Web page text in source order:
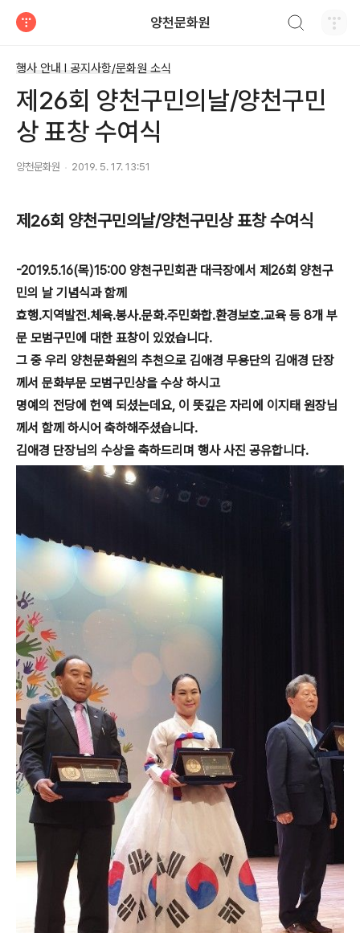
양천문화원
행사 안내 Ι 공지사항/문화원 소식
제26회 양천구민의날/양천구민
상 표창 수여식
양천문화원 2019. 5. 17. 13:51
제26회 양천구민의날/양천구민상 표창 수여식
-2019.5.16(목)15:00 양천구민회관 대극장에서 제26회 양천구
민의 날 기념식과함께
효행.지역발전.체육.봉사.문화.주민화합.환경보호.교육 등 8개 부
문 모범구민에 대한 표창이 있었습니다.
그 중 우리 양천문화원의 추천으로 김애경 무용단의 김애경 단장
께서 문화부문 모범구민상을 수상 하시고
명예의 전당에 헌액 되셨는데요, 이 뜻깊은 자리에 이지태 원장님
께서 함께 하시어 축하해주셨습니다.
김애경 단장님의 수상을 축하드리며 행사 사진 공유합니다.